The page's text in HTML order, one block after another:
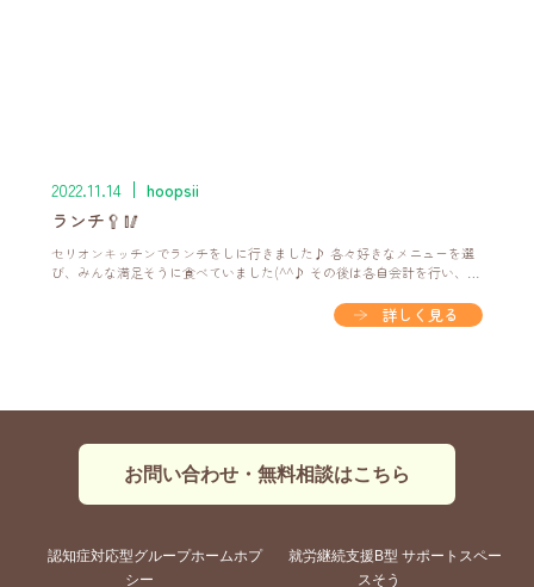
2022.11.14 hoopsii
ランチ🥄🥢
セリオンキッチンでランチをしに行きました♪ 各々好きなメニューを選
び、みんな満足そうに食べていました(^^♪ その後は各自会計を行い、周
詳しく見る
お問い合わせ・無料相談はこちら
認知症対応型グループホームホプ
シー
就労継続支援B型 サポートスペー
スそう